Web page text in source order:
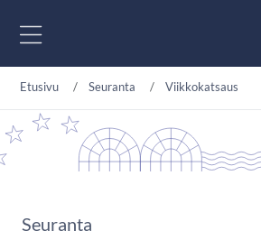
Etusivu Seuranta Viikkokatsaus
Seuranta